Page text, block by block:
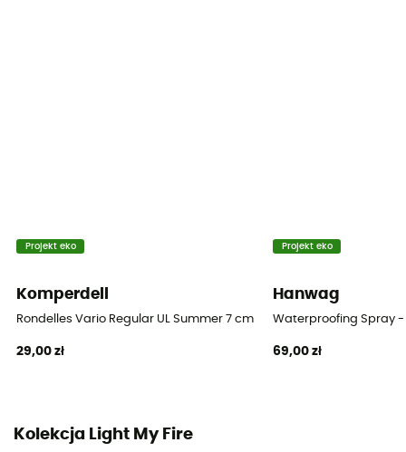
Projekt eko
Komperdell
Rondelles Vario Regular UL Summer 7 cm Blister
29,00 zł
Projekt eko
Hanwag
Waterproofing Spray
69,00 zł
Kolekcja Light My Fire